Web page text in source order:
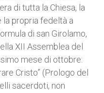
di tutta la Chiesa, la
propria fedeltà a
di san Girolamo,
XII Assemblea del
mese di ottobre:
Cristo” (Prologo del
sacerdoti, non